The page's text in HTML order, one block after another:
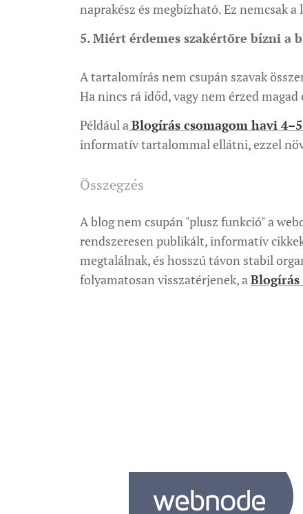
naprakész és megbízható. Ez nemcsak
5. Miért érdemes szakértőre bízni a
A tartalomírás nem csupán szavak
Ha nincs rá időd, vagy nem érzed
Például aBlogírás csomagom havi
informatív tartalommal ellátni, ezzel
Összegzés
A blog nem csupán "plusz funkció" a
rendszeresen publikált, informatív
megtalálnak, és hosszú távon stabil
folyamatosan visszatérjenek, aBlogírás